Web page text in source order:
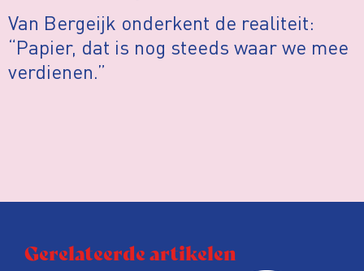
Van Bergeijk onderkent de realiteit:
“Papier, dat is nog steeds waar we mee
verdienen.”
Gerelateerde artikelen